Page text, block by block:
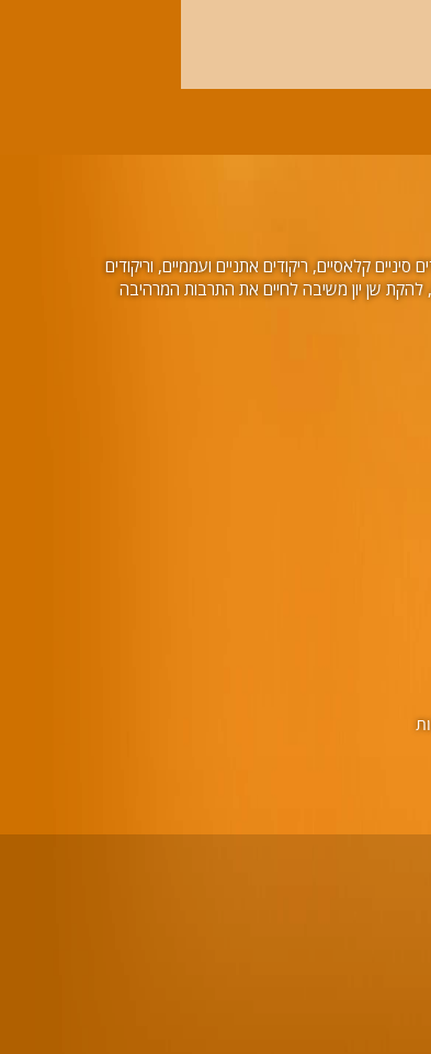
קלאסיים, ריקודים אתניים ועממיים, וריקודים
עוצרי נשימה, להקת שן יון משיבה לחיים את התרבות המרהיבה